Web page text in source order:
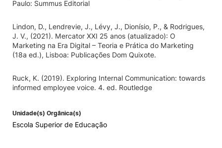
Paulo: Summus Editorial
Lindon, D., Lendrevie, J., Lévy, J., Dionísio, P., & Rodrigues,
J. V., (2021). Mercator XXI 25 anos (atualizado): O
Marketing na Era Digital – Teoria e Prática do Marketing
(18a ed.), Lisboa: Publicações Dom Quixote.
Ruck, K. (2019). Exploring Internal Communication: towards
informed employee voice. 4. ed. Routledge
Unidade(s) Orgânica(s)
Escola Superior de Educação